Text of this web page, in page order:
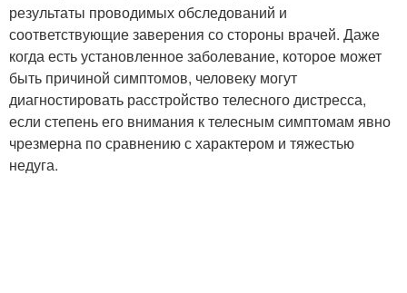
результаты проводимых обследований и
соответствующие заверения со стороны врачей. Даже
когда есть установленное заболевание, которое может
быть причиной симптомов, человеку могут
диагностировать расстройство телесного дистресса,
если степень его внимания к телесным симптомам явно
чрезмерна по сравнению с характером и тяжестью
недуга.